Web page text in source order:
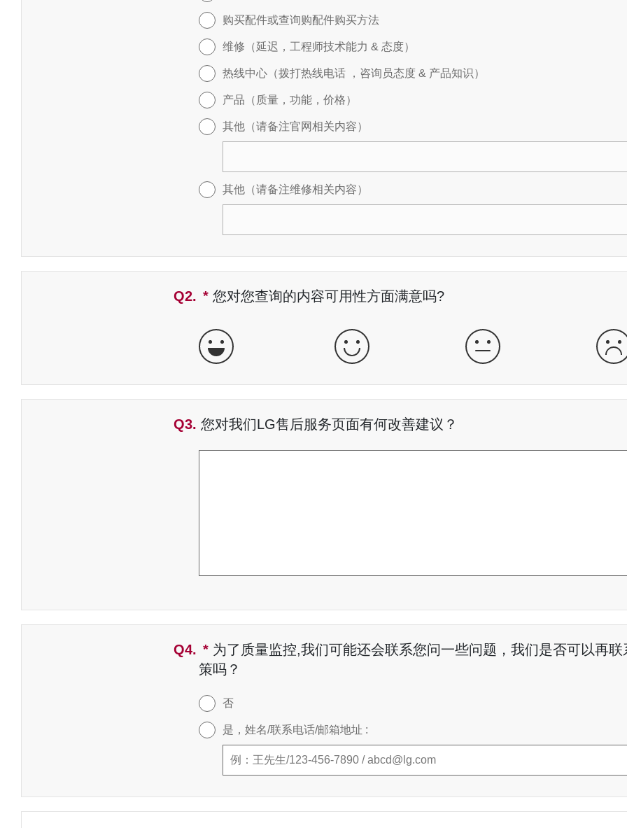
购买配件或查询购配件购买方法
维修（延迟，工程师技术能力 & 态度）
热线中心（拨打热线电话 ，咨询员态度 & 产品知识）
产品（质量，功能，价格）
其他（请备注官网相关内容）
其他（请备注维修相关内容）
Q2. * 必填字段
您对您查询的内容可用性方面满意吗?
非常好 好 一般 差
Q3. 您对我们LG售后服务页面有何改善建议？
Q4. * 必填字段
为了质量监控,我们可能还会联系您问一些问题，我们是否可以再
策吗？
否
是，姓名/联系电话/邮箱地址 :